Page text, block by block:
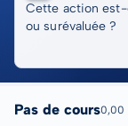
Cette action
ou surévaluée ?
Pas de cours0,00